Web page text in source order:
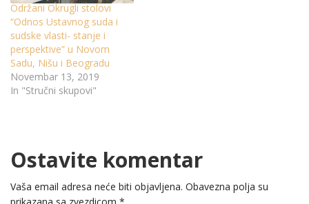
Održani Okrugli stolovi
“Odnos Ustavnog suda i
sudske vlasti- stanje i
perspektive” u Novom
Sadu, Nišu i Beogradu
Novembar 13, 2019
In "Stručni skupovi"
Ostavite komentar
Vaša email adresa neće biti objavljena. Obavezna polja su